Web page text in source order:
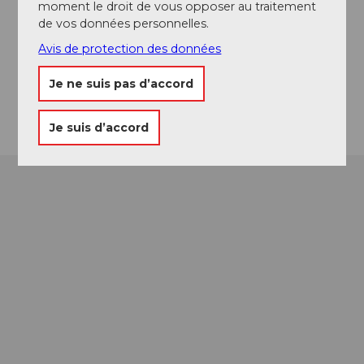
Contact
6363 Obbürgen
Website
moment le droit de vous opposer au traitement
de vos données personnelles.
Avis de protection des données
Je ne suis pas d’accord
Je suis d’accord